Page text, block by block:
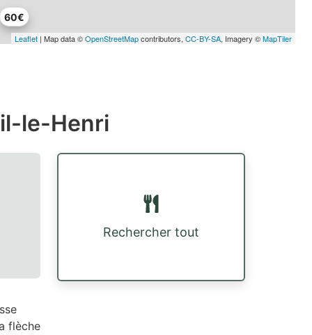
60€
Leaflet | Map data ©OpenStreetMapcontributors, CC-BY-SA, Imagery ©MapTiler
le-Henri
flèche
Rechercher tout